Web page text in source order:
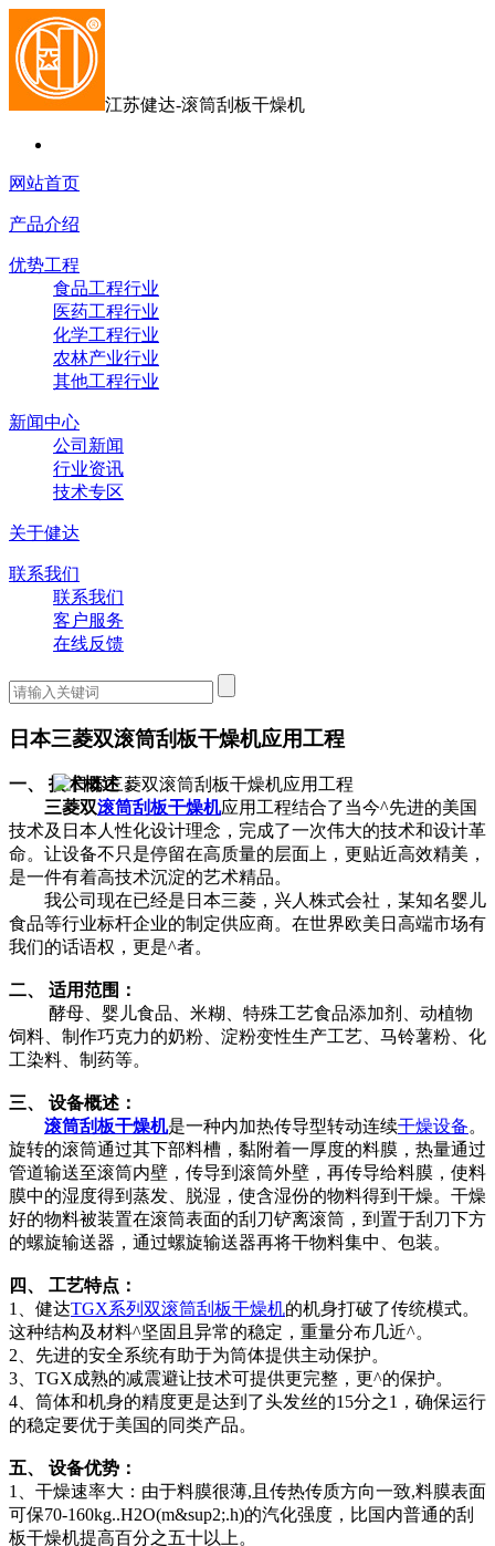
江苏健达-滚筒刮板干燥机
网站首页
产品介绍
优势工程
食品工程行业
医药工程行业
化学工程行业
农林产业行业
其他工程行业
新闻中心
公司新闻
行业资讯
技术专区
关于健达
联系我们
联系我们
客户服务
在线反馈
日本三菱双滚筒刮板干燥机应用工程
一、 技术概述：
三菱双滚筒刮板干燥机应用工程结合了当今^先进的美国
技术及日本人性化设计理念，完成了一次伟大的技术和设计革
命。让设备不只是停留在高质量的层面上，更贴近高效精美，
是一件有着高技术沉淀的艺术精品。
我公司现在已经是日本三菱，兴人株式会社，某知名婴儿
食品等行业标杆企业的制定供应商。在世界欧美日高端市场有
我们的话语权，更是^者。
二、 适用范围：
酵母、婴儿食品、米糊、特殊工艺食品添加剂、动植物
饲料、制作巧克力的奶粉、淀粉变性生产工艺、马铃薯粉、化
工染料、制药等。
三、 设备概述：
滚筒刮板干燥机是一种内加热传导型转动连续干燥设备。
旋转的滚筒通过其下部料槽，黏附着一厚度的料膜，热量通过
管道输送至滚筒内壁，传导到滚筒外壁，再传导给料膜，使料
膜中的湿度得到蒸发、脱湿，使含湿份的物料得到干燥。干燥
好的物料被装置在滚筒表面的刮刀铲离滚筒，到置于刮刀下方
的螺旋输送器，通过螺旋输送器再将干物料集中、包装。
四、 工艺特点：
1、健达TGX系列双滚筒刮板干燥机的机身打破了传统模式。
这种结构及材料^坚固且异常的稳定，重量分布几近^。
2、先进的安全系统有助于为筒体提供主动保护。
3、TGX成熟的减震避让技术可提供更完整，更^的保护。
4、筒体和机身的精度更是达到了头发丝的15分之1，确保运行
的稳定要优于美国的同类产品。
五、 设备优势：
1、干燥速率大：由于料膜很薄,且传热传质方向一致,料膜表面
可保70-160kg..H2O(m&sup2;.h)的汽化强度，比国内普通的刮
板干燥机提高百分之五十以上。